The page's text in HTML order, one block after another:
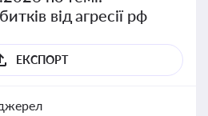
від агресії рф
ЕКСПОРТ